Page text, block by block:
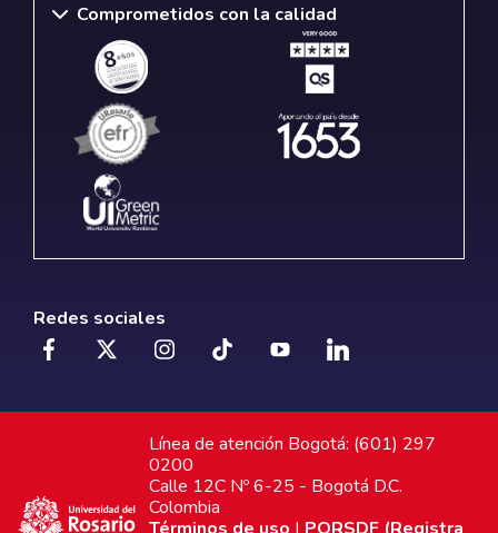
Comprometidos con la calidad
Redes sociales
Línea de atención Bogotá: (601) 297
0200
Calle 12C Nº 6-25 - Bogotá D.C.
Colombia